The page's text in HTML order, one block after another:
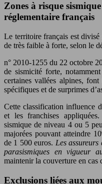
Zones à risque
réglementaire français
Le territoire français est divisé
de très faible à forte, selon le
n° 2010-1255 du 22 octobre
de sismicité forte,
certaines vallées alpines,
spécifiques et de surprimes
Cette classification influence
et les franchises
sismique de niveau 4 ou 5
majorées pouvant atteindre
de 1 500 euros. Les assureurs
parasismiques en vigueur
maintenir la couverture en cas
Exclusions liées aux